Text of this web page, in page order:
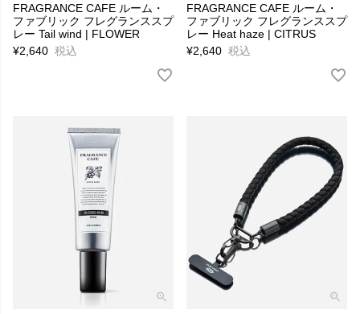
FRAGRANCE CAFE ルーム・
ファブリック フレグランススプ
レー Tail wind | FLOWER
¥2,640 税込
FRAGRANCE CAFE ルーム・
ファブリック フレグランススプ
レー Heat haze | CITRUS
¥2,640 税込